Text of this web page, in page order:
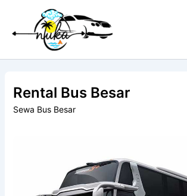
content
Rental Bus Besar
Sewa Bus Besar